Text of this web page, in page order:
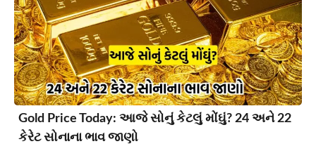
Gold Price Today: આજે સોનું કેટલું મોંઘું? 24 અને 22
કેરેટ સોનાના ભાવ જાણો